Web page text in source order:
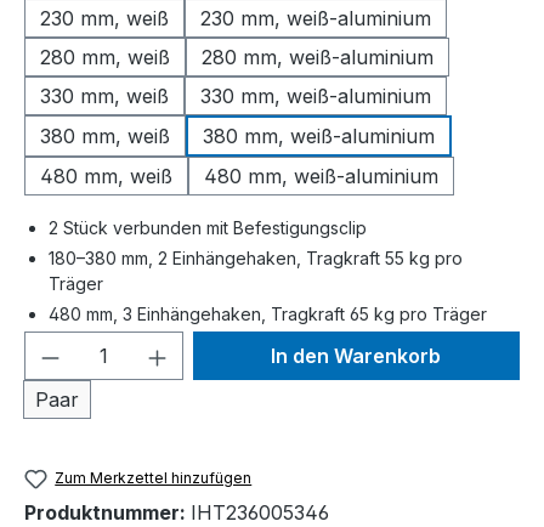
230 mm, weiß
230 mm, weiß-aluminium
280 mm, weiß
280 mm, weiß-aluminium
330 mm, weiß
330 mm, weiß-aluminium
380 mm, weiß
380 mm, weiß-aluminium
480 mm, weiß
480 mm, weiß-aluminium
2 Stück verbunden mit Befestigungsclip
180–380 mm, 2 Einhängehaken, Tragkraft 55 kg pro
Träger
480 mm, 3 Einhängehaken, Tragkraft 65 kg pro Träger
Produkt Anzahl: Gib den
Paar
In den Warenkorb
Zum Merkzettel hinzufügen
Produktnummer: IHT236005346